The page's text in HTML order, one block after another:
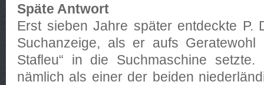
Späte Antwort
Erst sieben Jahre später entdeckte P.
Suchanzeige, als er aufs Geratewohl
Stafleu“ in die Suchmaschine
nämlich als einer der beiden